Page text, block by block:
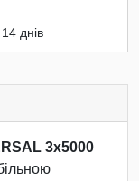
днів
3х5000